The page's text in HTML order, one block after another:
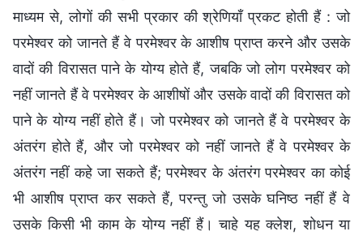
माध्यम से, लोगों की सभी प्रकार की श्रेणियाँ प्रकट होती हैं : जो
परमेश्वर को जानते हैं वे परमेश्वर के आशीष प्राप्त करने और उसके
वादों की विरासत पाने के योग्य होते हैं, जबकि जो लोग परमेश्वर को
नहीं जानते हैं वे परमेश्वर के आशीषों और उसके वादों की विरासत को
पाने के योग्य नहीं होते हैं। जो परमेश्वर को जानते हैं वे परमेश्वर के
अंतरंग होते हैं, और जो परमेश्वर को नहीं जानते हैं वे परमेश्वर के
अंतरंग नहीं कहे जा सकते हैं; परमेश्वर के अंतरंग परमेश्वर का कोई
भी आशीष प्राप्त कर सकते हैं, परन्तु जो उसके घनिष्ठ नहीं हैं वे
उसके किसी भी काम के योग्य नहीं हैं। चाहे यह क्लेश, शोधन या